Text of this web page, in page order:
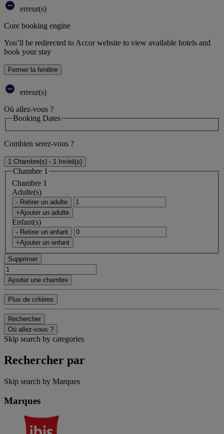
erreur(s)
Core booking engine
You’ll be redirected to Accor website to view available hotels and
book your stay
Fermer la fenêtre
erreur(s)
Où allez-vous ?
Booking Dates
Combien serez-vous ?
1 Chambre(s) - 1 Invité(s)
Chambre 1
Chambre 1
Adulte(s)
- Retirer un adulte
+Ajouter un adulte
Enfant(s)
- Retirer un enfant
+Ajouter un enfant
Supprimer
Ajouter une chambre
Plus de critères
Rechercher
Où allez-vous ?
Skip search by categories
Rechercher par
Skip search by Marques
Marques